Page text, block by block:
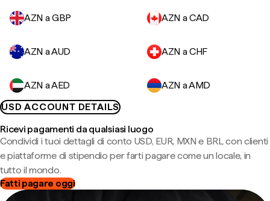
AZN a GBP AZN a CAD
AZN a AUD AZN a CHF
AZN a AED
AZN a AMD
USD ACCOUNT DETAILS
Ricevi pagamenti da qualsiasi luogo
Condividi i tuoi dettagli di conto USD, EUR, MXN e BRL con clienti
e piattaforme di stipendio per farti pagare come un locale, in
tutto il mondo.
Fatti pagare oggi